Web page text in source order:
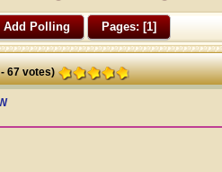
Add Polling Pages: [1]
-67votes)